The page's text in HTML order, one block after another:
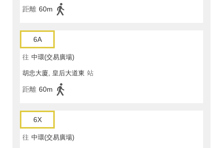
距離 60m
6A
往 中環(交易廣場)
胡忠大廈, 皇后大道東 站
距離 60m
6X
往 中環(交易廣場)